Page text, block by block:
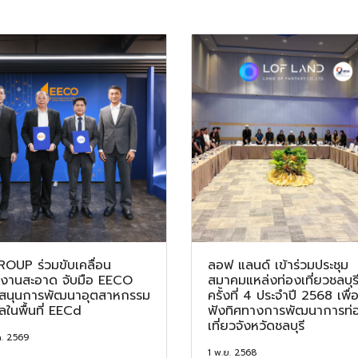
ร่วมขับเคลื่อน
านสะอาด จับมือ EECO
นุนการพัฒนาอุตสาหกรรม
ในพื้นที่ EECd
2569
ลอฟ แลนด์ เข้าร่วมประชุม
สมาคมแหล่งท่องเที่ยวชลบุรี
ครั้งที่ 4 ประจำปี 2568 เพื่
ฟังทิศทางการพัฒนาการท่
เที่ยวจังหวัดชลบุรี
1 พ.ย. 2568